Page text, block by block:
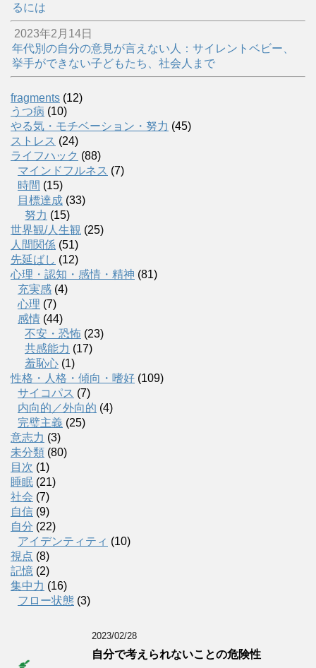
るには
2023年2月14日
年代別の自分の意見が言えない人：サイレントベビー、
挙手ができない子どもたち、社会人まで
fragments (12)
うつ病 (10)
やる気・モチベーション・努力 (45)
ストレス (24)
ライフハック (88)
マインドフルネス (7)
時間 (15)
目標達成 (33)
努力 (15)
世界観/人生観 (25)
人間関係 (51)
先延ばし (12)
心理・認知・感情・精神 (81)
充実感 (4)
心理 (7)
感情 (44)
不安・恐怖 (23)
共感能力 (17)
羞恥心 (1)
性格・人格・傾向・嗜好 (109)
サイコパス (7)
内向的／外向的 (4)
完璧主義 (25)
意志力 (3)
未分類 (80)
目次 (1)
睡眠 (21)
社会 (7)
自信 (9)
自分 (22)
アイデンティティ (10)
視点 (8)
記憶 (2)
集中力 (16)
フロー状態 (3)
2023/02/28
自分で考えられないことの危険性